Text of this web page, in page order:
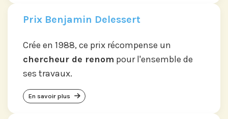
Prix Benjamin Delessert
Crée en 1988, ce prix récompense un
chercheur de renom pour l'ensemble de
ses travaux.
En savoir plus